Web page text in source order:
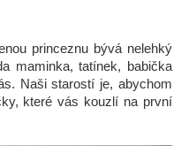
princeznu bývá nelehký
maminka, tatínek, babička
Naši starostí je, abychom
které vás kouzlí na první